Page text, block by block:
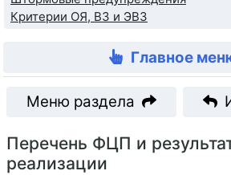
Критерии ОЯ, ВЗ и ЭВЗ
Главное
Меню раздела
Перечень ФЦП и
реализации